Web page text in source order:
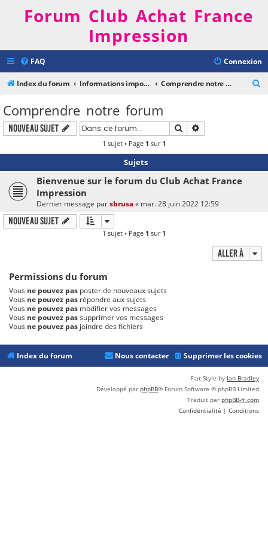
Forum Club Achat France
Impression
FAQ Connexion
Index du forum Informations importantes Comprendre notre forum
Comprendre notre forum
Nouveau sujet Rechercher
1 sujet • Page 1 sur 1
Sujets
Bienvenue sur le forum du Club Achat France
Impression
Dernier message parsbrusa« mar. 28 juin 2022 12:59
Nouveau sujet
1 sujet • Page 1 sur 1
Aller à
Permissions du forum
Vous ne pouvez pas poster de nouveaux sujets
Vous ne pouvez pas répondre aux sujets
Vous ne pouvez pas modifier vos messages
Vous ne pouvez passupprimer vos messages
Vous ne pouvez pas joindre des fichiers
Index du forum Supprimer les cookies
Nous contacter
Flat Style by Ian Bradley
Développé par phpBB® Forum Software © phpBB Limited
Traduit par phpBB-fr.com
Confidentialité | Conditions